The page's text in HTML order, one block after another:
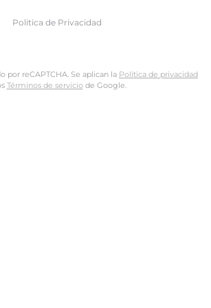
Politica de Privacidad
por reCAPTCHA. Se aplican la Política de privacidad
Términos de serviciode Google.